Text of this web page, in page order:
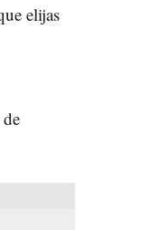
elijas